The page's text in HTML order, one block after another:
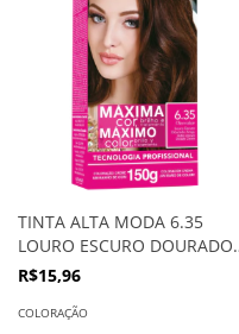
TINTA ALTA MODA 6.35
LOURO ESCURO DOURADO
ACAJU
R$15,96
COLORAÇÃO